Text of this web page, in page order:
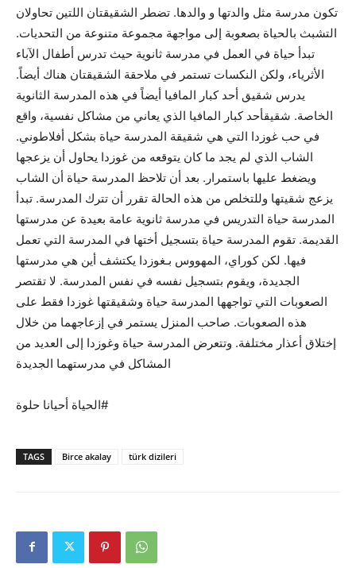
تكون مدرسة مثل والدتها و والدها. تضطر الشقيقتان اللتين تحاولان
التشبث بالحياة بصعوبة إلى مواجهة مجموعة متنوعة من التحديات.
تبدأ حياة في العمل في مدرسة ثانوية حيث تدرس أطفال الآباء
الأثرياء، ولكن النكسات تستمر في ملاحقة الشقيقتان هناك أيضاً.
يدرس شقيق أحد كبار المافيا أيضاً في هذه المدرسة الثانوية
الخاصة. شقيقأحد كبار المافيا الذي يعاني من مشاكل نفسية، واقع
في حب غوزدا التي هي شقيقة المدرسة حياة بشكل أفلاطوني.
الشاب الذي لم يجد ما كان يتوقعه من غوزدا يحاول أن يزعجها
ويضغط عليها باستمرار. بعد أن تلاحظ المدرسة حياة أن الشاب
يزعج شقيتها وللتخلص من هذه الحالة تقرر أن تترك المدرسة. تبدأ
المدرسة حياة التدريس في مدرسة ثانوية عامة بعيدة عن مدرستها
القديمة. تقوم المدرسة حياة بتسجيل أختها في المدرسة التي تعمل
فيها. لكن كوراي، المهووس بـغوزدا يكتشف أين هي مدرستها
الجديدة، ويقوم بتسجيل نفسه في نفس المدرسة. لا تقتصر
الصعوبات التي تواجهها المدرسة حياة وشقيقتها غوزدا فقط على
هذه الصعوبات. صاحب المنزل يستمر في إزعاجهما من خلال
إختلاق أعذار مختلفة. وتتعرض المدرسة حياة وغوزدا إلى العديد من
المشاكل في مدرستهما الجديدة
الحياة أحيانا حلوة#
TAGS Birce akalay türk dizileri